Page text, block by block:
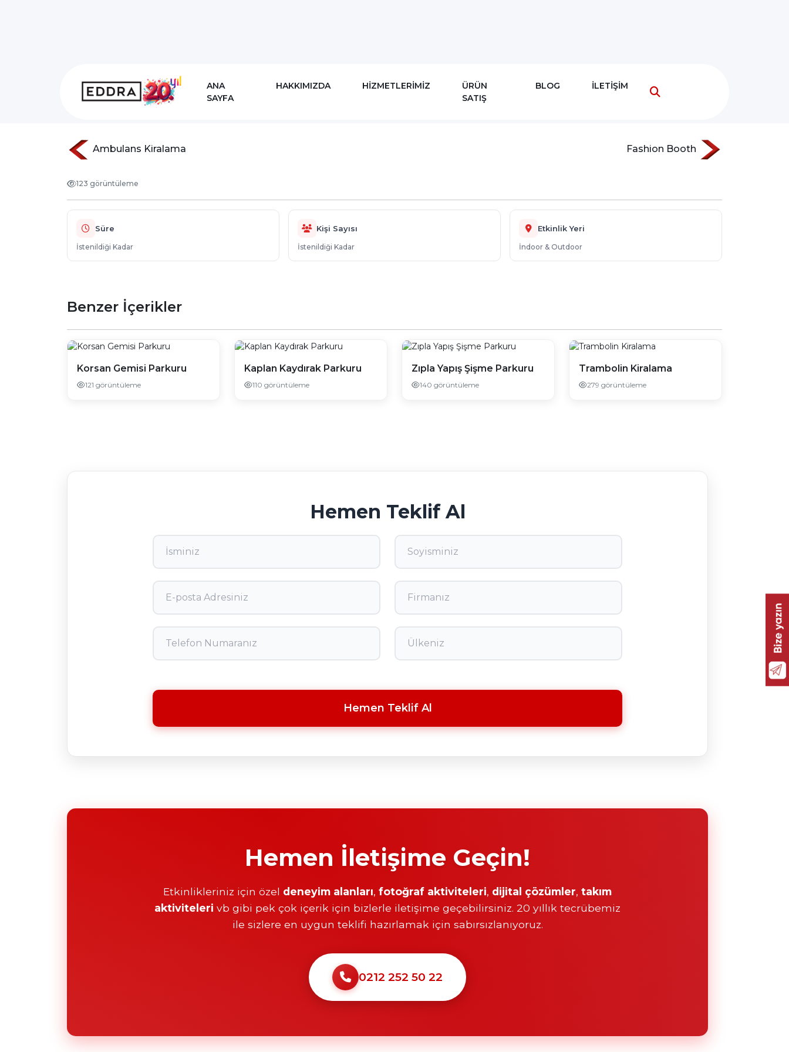
ANA
SAYFA
HAKKIMIZDA HİZMETLERİMİZ
ÜRÜN
SATIŞ
BLOG İLETİŞİM
Dino Kaydırak Parkuru
Hizmetlerimiz
Ambulans Kiralama Fashion Booth
123 görüntüleme
Süre
İstenildiği Kadar
Kişi Sayısı
İstenildiği Kadar
Etkinlik Yeri
İndoor & Outdoor
Benzer İçerikler
Korsan Gemisi Parkuru
121 görüntüleme
Kaplan Kaydırak Parkuru
110 görüntüleme
Zıpla Yapış Şişme Parkuru
140 görüntüleme
Trambolin Kiralama
279 görüntüleme
Hemen Teklif Al
Hemen Teklif Al
Hemen İletişime Geçin!
Etkinlikleriniz için özel deneyim alanları, fotoğraf aktiviteleri, dijital çözümler, takım
aktiviteleri vb gibi pek çok içerik için bizlerle iletişime geçebilirsiniz. 20 yıllık tecrübemiz
ile sizlere en uygun teklifi hazırlamak için sabırsızlanıyoruz.
0212 252 50 22